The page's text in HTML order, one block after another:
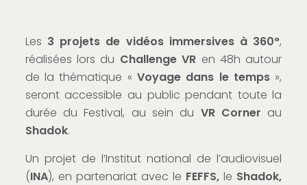
Les 3 projets de vidéos immersives à 360°,
réalisées lors du Challenge VR en 48h autour
de la thématique « Voyage dans le temps »,
seront accessible au public pendant toute la
durée du Festival, au sein du VR Corner au
Shadok.
Un projet de l’Institut national de l’audiovisuel
(INA), en partenariat avec le FEFFS,le Shadok,